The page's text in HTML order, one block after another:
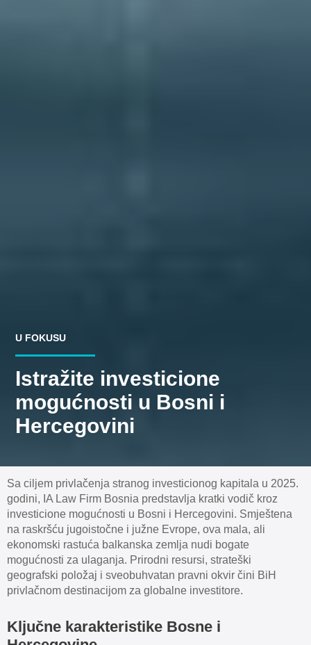
U FOKUSU
Istražite investicione
mogućnosti u Bosni i
Hercegovini
Sa ciljem privlačenja stranog investicionog kapitala u 2025.
godini, IA Law Firm Bosnia predstavlja kratki vodič kroz
investicione mogućnosti u Bosni i Hercegovini. Smještena
na raskršću jugoistočne i južne Evrope, ova mala, ali
ekonomski rastuća balkanska zemlja nudi bogate
mogućnosti za ulaganja. Prirodni resursi, strateški
geografski položaj i sveobuhvatan pravni okvir čini BiH
privlačnom destinacijom za globalne investitore.
Ključne karakteristike Bosne i